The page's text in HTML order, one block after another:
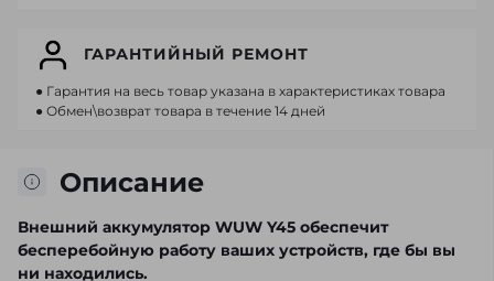
Описание
Внешний аккумулятор WUW Y45 обеспечит
бесперебойную работу ваших устройств, где бы вы
ни находились.
ГАРАНТИЙНЫЙ РЕМОНТ
● Гарантия на весь товар указана в характеристиках товара
● Обмен\возврат товара в течение 14 дней